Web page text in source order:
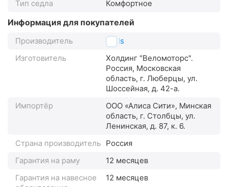
Тип седла Комфортное
Информация для покупателей
Производитель
Stels
Изготовитель
Холдинг "Веломоторс".
Россия, Московская
область, г. Люберцы, ул.
Шоссейная, д. 42-а.
Импортёр
ООО «Алиса Сити», Минская
область, г. Столбцы, ул.
Ленинская, д. 87, к. 6.
Страна производитель Россия
Гарантия на раму
12 месяцев
Гарантия на навесное
12 месяцев